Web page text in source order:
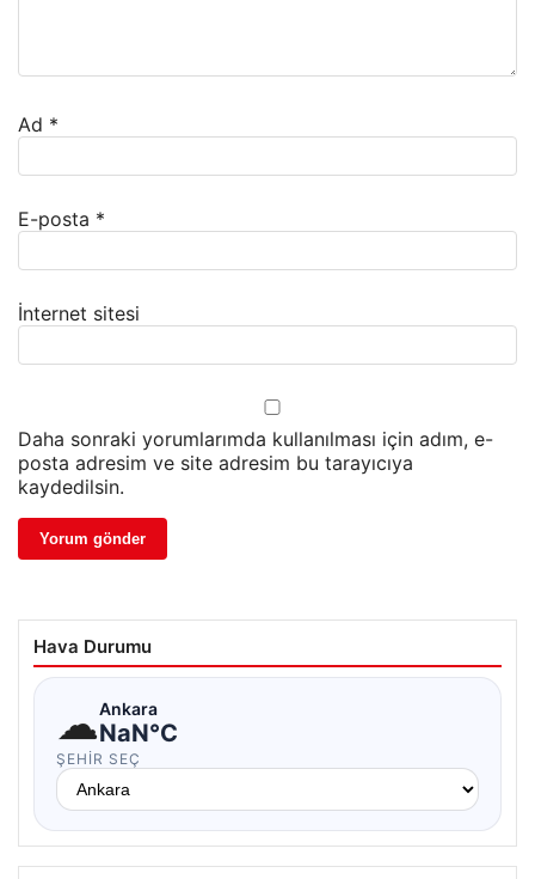
Ad *
E-posta *
İnternet sitesi
Daha sonraki yorumlarımda kullanılması için adım, e-
posta adresim ve site adresim bu tarayıcıya
kaydedilsin.
Hava Durumu
☁Ankara
NaN°C
ŞEHIR SEÇ